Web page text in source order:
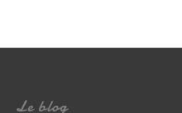
Le blog